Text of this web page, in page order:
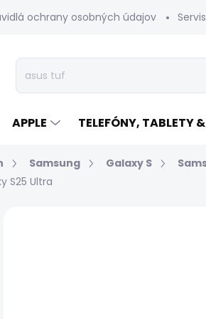
ochrany osobných údajov Servis
APPLE TELEFÓNY, TABLETY
Samsung Galaxy S
S25 Ultra